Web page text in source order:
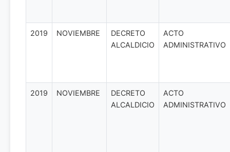
2019 NOVIEMBRE
DECRETO
ALCALDICIO
ACTO
ADMINISTRATIVO
2019 NOVIEMBRE
DECRETO
ALCALDICIO
ACTO
ADMINISTRATIVO